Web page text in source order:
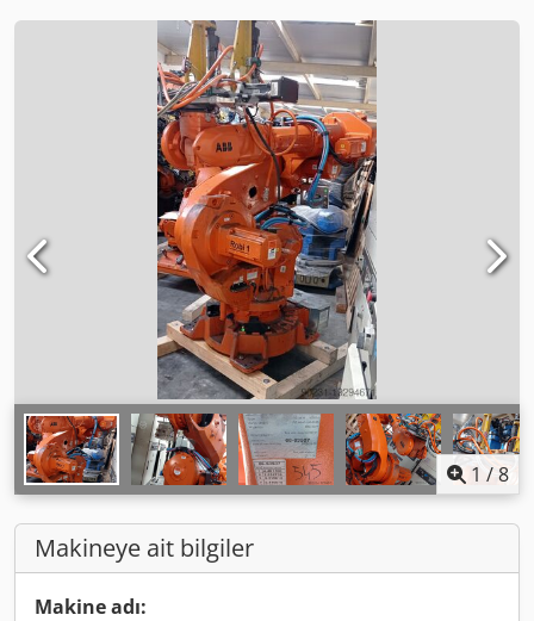
1 /8
Makineye ait bilgiler
Makine adı: